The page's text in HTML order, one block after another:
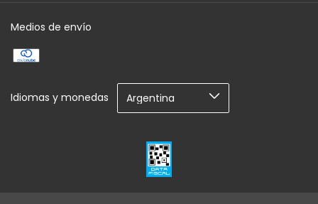
Medios de envío
Idiomas y monedas